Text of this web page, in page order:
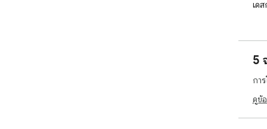
เด
5
กา
ดูข้